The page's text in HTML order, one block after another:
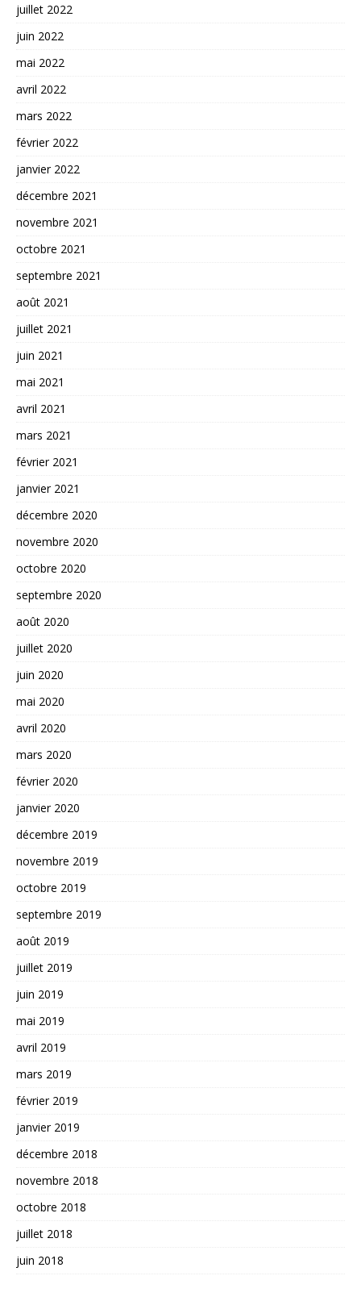
juillet 2022
juin 2022
mai 2022
avril 2022
mars 2022
février 2022
janvier 2022
décembre 2021
novembre 2021
octobre 2021
septembre 2021
août 2021
juillet 2021
juin 2021
mai 2021
avril 2021
mars 2021
février 2021
janvier 2021
décembre 2020
novembre 2020
octobre 2020
septembre 2020
août 2020
juillet 2020
juin 2020
mai 2020
avril 2020
mars 2020
février 2020
janvier 2020
décembre 2019
novembre 2019
octobre 2019
septembre 2019
août 2019
juillet 2019
juin 2019
mai 2019
avril 2019
mars 2019
février 2019
janvier 2019
décembre 2018
novembre 2018
octobre 2018
juillet 2018
juin 2018